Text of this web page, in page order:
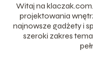
Witaj na
projektowania
najnowsze gadżety i
szeroki zakres